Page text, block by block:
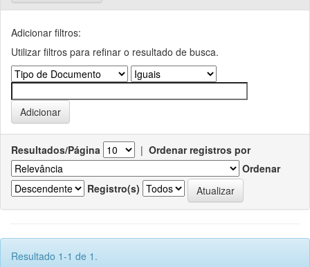
Adicionar filtros:
Utilizar filtros para refinar o resultado de busca.
Resultados/Página | Ordenar registros por
Ordenar
Registro(s)
Resultado 1-1 de 1.